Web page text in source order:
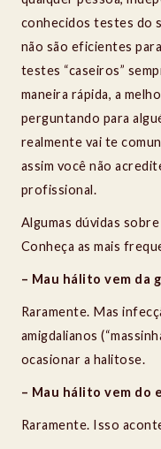
conhecidos testes do
não são eficientes
testes “caseiros”
maneira rápida, a
perguntando para
realmente vai te
assim você não
profissional.
Algumas dúvidas
Conheça as mais
– Mau hálito vem da
Raramente. Mas
amigdalianos
ocasionar a halitose.
– Mau hálito vem do
Raramente. Isso